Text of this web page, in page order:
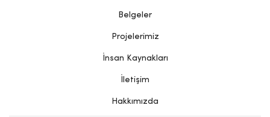
Belgeler
Projelerimiz
İnsan Kaynakları
İletişim
Hakkımızda